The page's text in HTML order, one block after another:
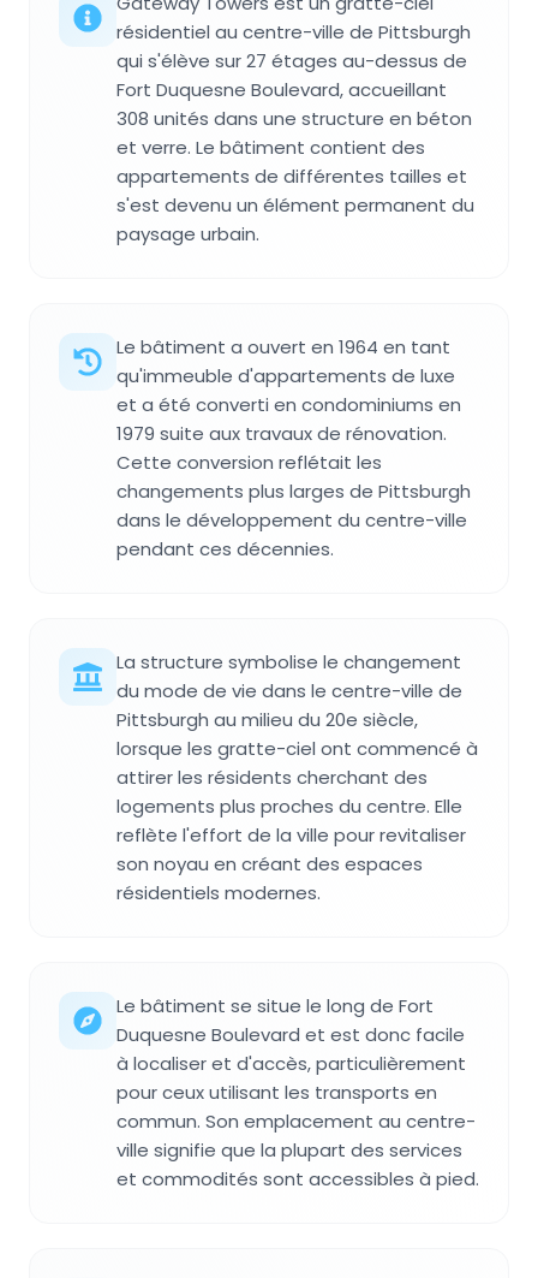
résidentiel au centre-ville de Pittsburgh
qui s'élève sur 27 étages au-dessus de
Fort Duquesne Boulevard, accueillant
308 unités dans une structure en béton
et verre. Le bâtiment contient des
appartements de différentes tailles et
s'est devenu un élément permanent du
paysage urbain.
Le bâtiment a ouvert en 1964 en tant
qu'immeuble d'appartements de luxe
et a été converti en condominiums en
1979 suite aux travaux de rénovation.
Cette conversion reflétait les
changements plus larges de Pittsburgh
dans le développement du centre-ville
pendant ces décennies.
La structure symbolise le changement
du mode de vie dans le centre-ville de
Pittsburgh au milieu du 20e siècle,
lorsque les gratte-ciel ont commencé à
attirer les résidents cherchant des
logements plus proches du centre. Elle
reflète l'effort de la ville pour revitaliser
son noyau en créant des espaces
résidentiels modernes.
Le bâtiment se situe le long de Fort
Duquesne Boulevard et est donc facile
à localiser et d'accès, particulièrement
pour ceux utilisant les transports en
commun. Son emplacement au centre-
ville signifie que la plupart des services
et commodités sont accessibles à pied.